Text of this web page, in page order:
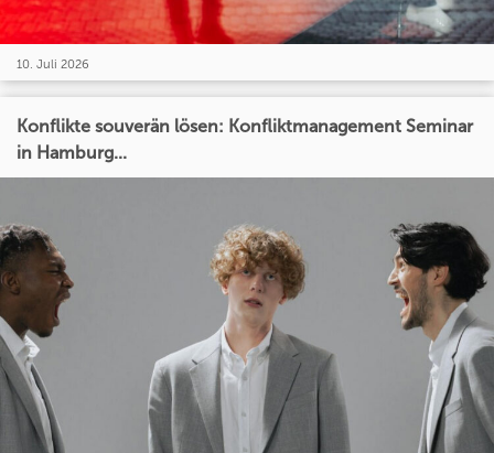
10. Juli 2026
Konflikte souverän lösen: Konfliktmanagement Seminar
in Hamburg...